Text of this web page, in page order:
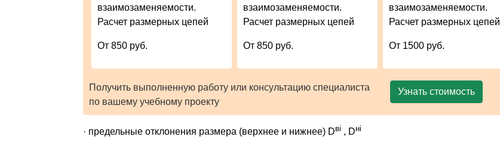
взаимозаменяемости.
Расчет размерных цепей
От 850 руб.
взаимозаменяемости.
Расчет размерных цепей
От 850 руб.
взаимозаменяемости.
Расчет размерных цепей
От 1500 руб.
Получить выполненную работу или консультацию специалиста
по вашему учебному проекту
Узнать стоимость
· предельные отклонения размера (верхнее и нижнее) Dвi , Dнi